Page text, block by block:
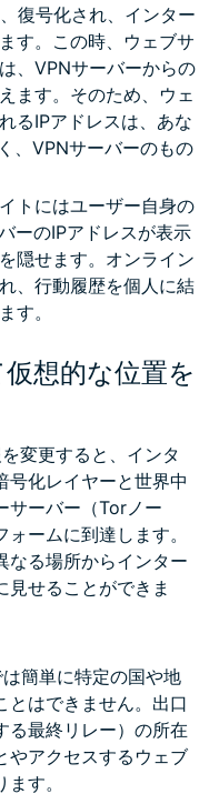
復号化され、インター
す。この時、ウェブサ
、VPNサーバーからの
ます。そのため、ウェ
るIPアドレスは、あな
、VPNサーバーのもの
トにはユーザー自身の
ーのIPアドレスが表示
隠せます。オンライン
、行動履歴を個人に結
す。
想的な位置を
変更すると、インタ
号化レイヤーと世界中
サーバー（Torノー
ームに到達します。
なる場所からインター
見せることができま
簡単に特定の国や地
とはできません。出口
る最終リレー）の所在
やアクセスするウェブ
す。